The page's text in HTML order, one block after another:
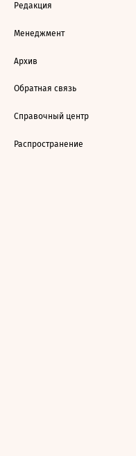
Редакция
Менеджмент
Архив
Обратная связь
Справочный центр
Распространение